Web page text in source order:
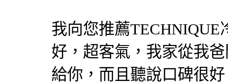
我向您推薦TECHNIQUE
好，超客氣，我家從我
給你，而且聽說口碑很